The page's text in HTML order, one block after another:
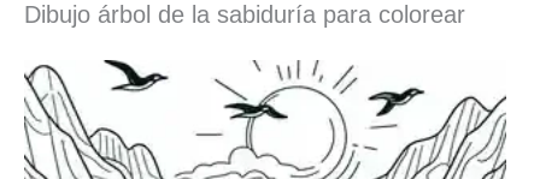
Dibujo árbol de la sabiduría para colorear